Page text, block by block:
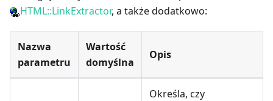
HTML::LinkExtractor, a także dodatkowo:
Nazwa
parametru
Wartość
domyślna
Opis
Określa, czy